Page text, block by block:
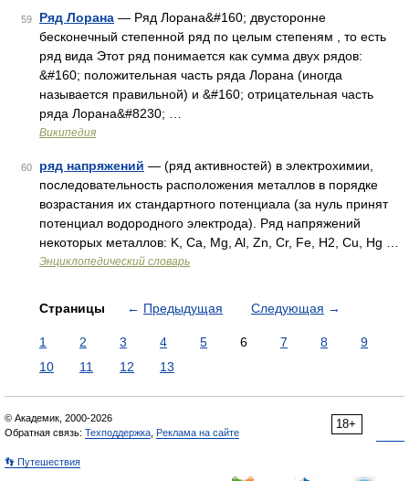
59 Ряд Лорана — Ряд Лорана&#160; двусторонне
бесконечный степенной ряд по целым степеням , то есть
ряд вида Этот ряд понимается как сумма двух рядов:
&#160; положительная часть ряда Лорана (иногда
называется правильной) и &#160; отрицательная часть
ряда Лорана&#8230; …
Википедия
60 ряд напряжений — (ряд активностей) в электрохимии,
последовательность расположения металлов в порядке
возрастания их стандартного потенциала (за нуль принят
потенциал водородного электрода). Ряд напряжений
некоторых металлов: K, Ca, Mg, Al, Zn, Cr, Fe, H2, Cu, Hg …
Энциклопедический словарь
Страницы ← Предыдущая Следующая →
1 2 3 4 5 6 7 8
9
10
11 12 13
18+
© Академик, 2000-2026
Обратная связь: Техподдержка Реклама на сайте
👣 Путешествия